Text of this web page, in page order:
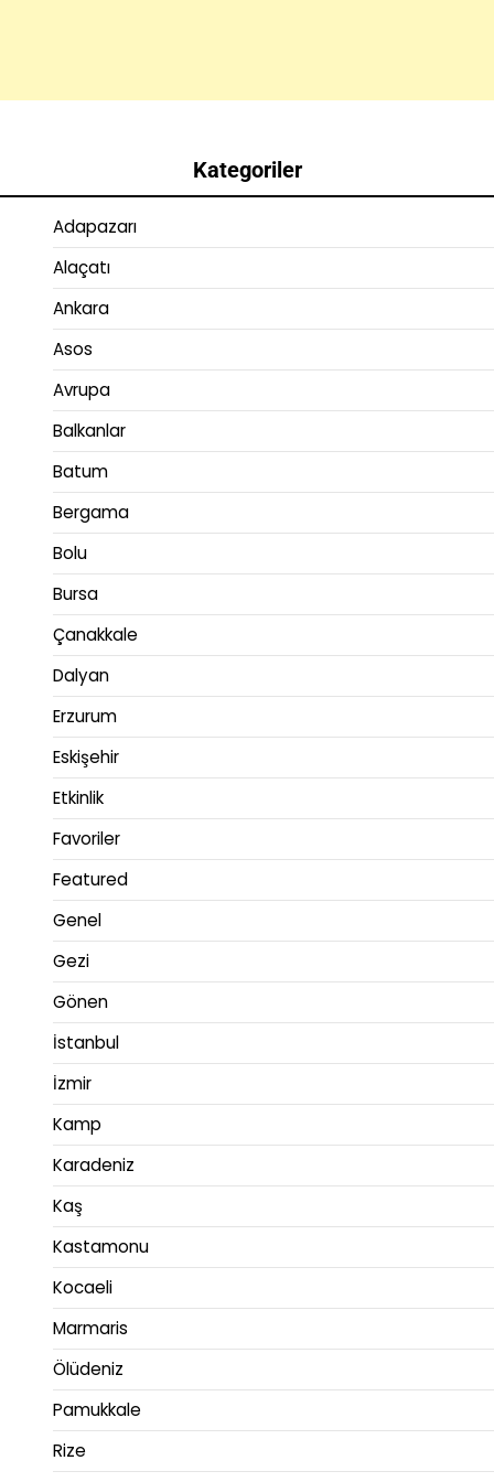
Kategoriler
Adapazarı
Alaçatı
Ankara
Asos
Avrupa
Balkanlar
Batum
Bergama
Bolu
Bursa
Çanakkale
Dalyan
Erzurum
Eskişehir
Etkinlik
Favoriler
Featured
Genel
Gezi
Gönen
İstanbul
İzmir
Kamp
Karadeniz
Kaş
Kastamonu
Kocaeli
Marmaris
Ölüdeniz
Pamukkale
Rize